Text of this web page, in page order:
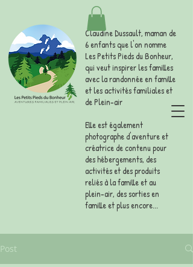
Claudine Dussault, maman de
6 enfants que l'on nomme
Les Petits Pieds du Bonheur,
qui veut inspirer les familles
avec la randonnée en famille
et les activités familiales et
de Plein-air
Elle est également
photographe d'aventure et
créatrice de contenu pour
des hébergements, des
activités et des produits
reliés à la famille et au
plein-air, des sorties en
famille et plus encore...
Post